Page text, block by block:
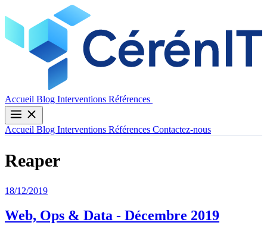
Accueil Blog Interventions Références
Accueil Blog Interventions Références Contactez-nous
Reaper
18/12/2019
Web, Ops & Data - Décembre 2019